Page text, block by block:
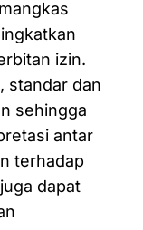
izin.
standar dan
sehingga
antar
terhadap
dapat